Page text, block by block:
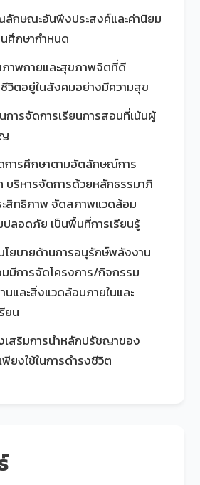
ลักษณะอันพึงประสงค์และค่านิยม
ศึกษากำหนด
าพกายและสุขภาพจิตที่ดี
วิตอยู่ในสังคมอย่างมีความสุข
การจัดการเรียนการสอนที่เน้นผู้
การศึกษาตามอัตลักษณ์การ
บริหารจัดการด้วยหลักธรรมาภิ
สิทธิภาพ จัดสภาพแวดล้อม
ปลอดภัย เป็นพื้นที่การเรียนรู้
โยบายด้านการอนุรักษ์พลังงาน
มีการจัดโครงการ/กิจกรรม
และสิ่งแวดล้อมภายในและ
ยน
เสริมการนำหลักปรัชญาของ
ยงใช้ในการดำรงชีวิต